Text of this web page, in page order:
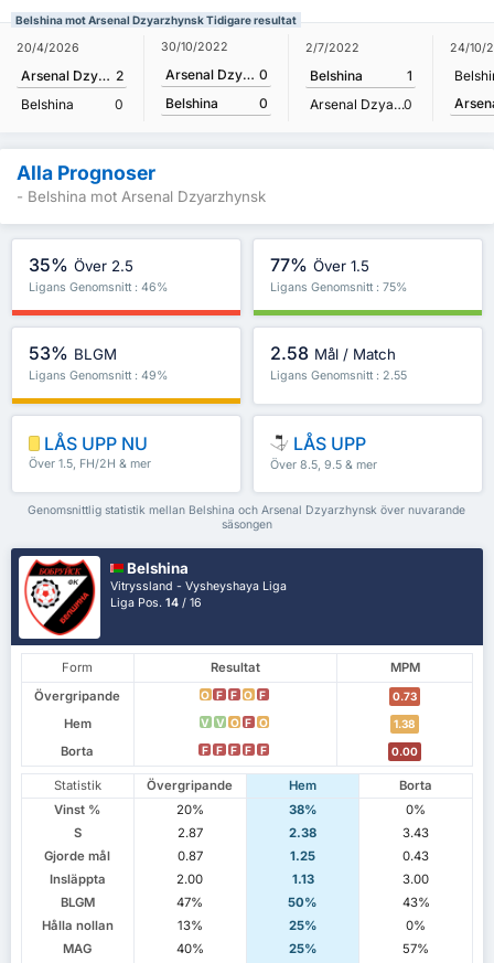
Belshina mot Arsenal Dzyarzhynsk Tidigare resultat
20/4/2026
Arsenal Dzyarzhynsk 2
Belshina
0
30/10/2022
Arsenal Dzyarzhynsk 0
Belshina
0
2/7/2022
Belshina
1
Arsenal Dzyarzhynsk0
24/10/
Alla Prognoser
- Belshina mot Arsenal Dzyarzhynsk
35% Över 2.5
Ligans Genomsnitt : 46%
77% Över 1.5
Ligans Genomsnitt : 75%
53% BLGM
Ligans Genomsnitt : 49%
2.58 Mål / Match
Ligans Genomsnitt : 2.55
LÅS UPP NU
Över 1.5, FH/2H & mer
LÅS UPP
Över 8.5, 9.5 & mer
Genomsnittlig statistik mellan Belshina och Arsenal Dzyarzhynsk över nuvarande
säsongen
Belshina
Vitryssland - Vysheyshaya Liga
Liga Pos.14 / 16
Form Resultat
MPM
Övergripande
O F F O F 0.73
Hem V V O F O 1.38
Borta F F F F F 0.00
Statistik Övergripande Hem
Borta
Vinst %
20% 38%
0%
S
2.87 2.38
3.43
Gjorde mål
0.87 1.25
0.43
Insläppta
2.00 1.13
3.00
BLGM
47% 50%
43%
Hålla nollan
13% 25%
0%
MAG
40% 25%
57%